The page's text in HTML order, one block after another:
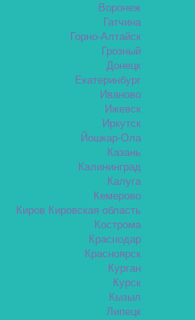
Воронеж
Гатчина
Горно-Алтайск
Грозный
Донецк
Екатеринбург
Иваново
Ижевск
Иркутск
Йошкар-Ола
Казань
Калининград
Калуга
Кемерово
Киров Кировская область
Кострома
Краснодар
Красноярск
Курган
Курск
Кызыл
Липецк